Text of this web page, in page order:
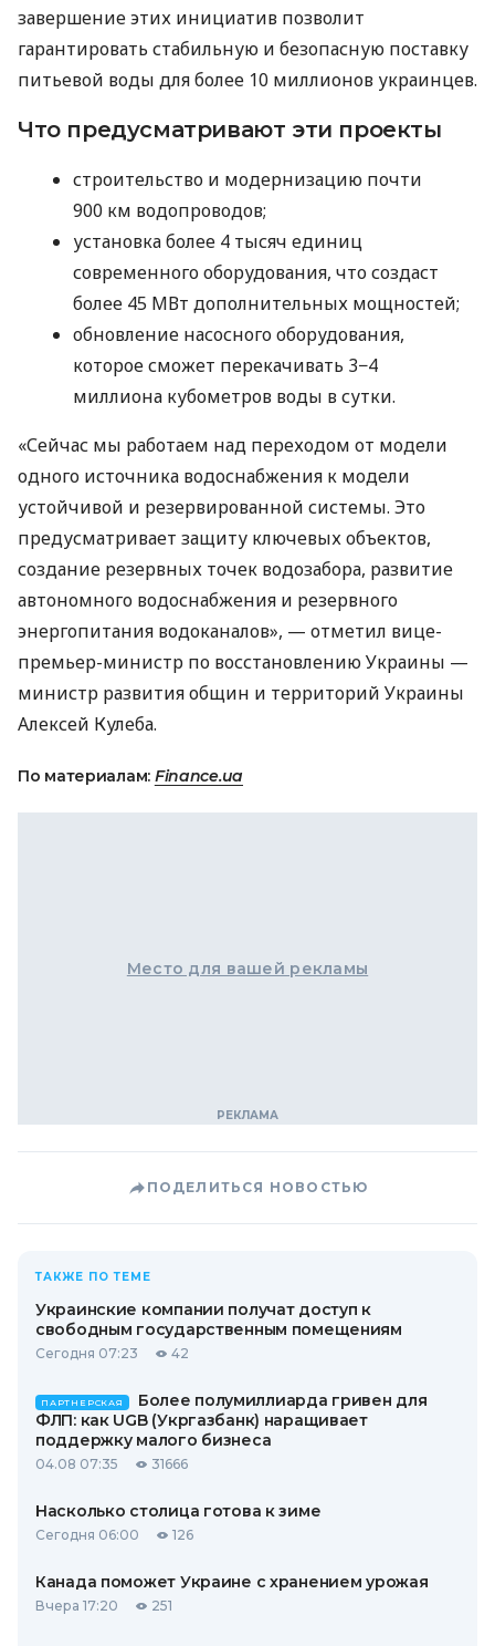
завершение этих инициатив позволит
гарантировать стабильную и безопасную поставку
питьевой воды для более 10 миллионов украинцев.
Что предусматривают эти проекты
строительство и модернизацию почти
900 км водопроводов;
установка более 4 тысяч единиц
современного оборудования, что создаст
более 45 МВт дополнительных мощностей;
обновление насосного оборудования,
которое сможет перекачивать 3−4
миллиона кубометров воды в сутки.
«Сейчас мы работаем над переходом от модели
одного источника водоснабжения к модели
устойчивой и резервированной системы. Это
предусматривает защиту ключевых объектов,
создание резервных точек водозабора, развитие
автономного водоснабжения и резервного
энергопитания водоканалов», — отметил вице-
премьер-министр по восстановлению Украины —
министр развития общин и территорий Украины
Алексей Кулеба.
По материалам: Finance.ua
Место для вашей рекламы
ПОДЕЛИТЬСЯ НОВОСТЬЮ
ТАКЖЕ ПО ТЕМЕ
Украинские компании получат доступ к
свободным государственным помещениям
Сегодня 07:23 42
ПАРТНЕРСКАЯ
Более полумиллиарда гривен для
ФЛП: как UGB (Укргазбанк) наращивает
поддержку малого бизнеса
04.08 07:35 31666
Насколько столица готова к зиме
Сегодня 06:00 126
Канада поможет Украине с хранением урожая
Вчера 17:20 251